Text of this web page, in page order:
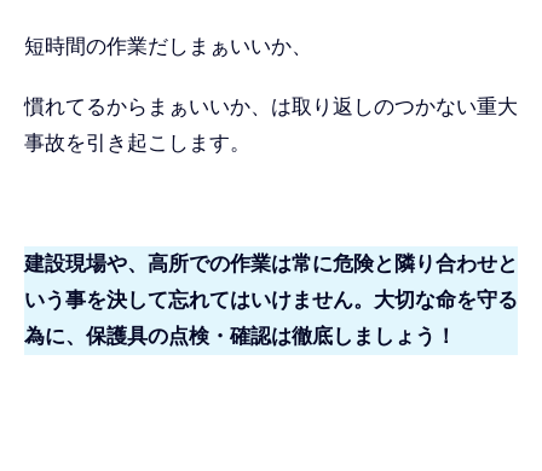
短時間の作業だしまぁいいか、
慣れてるからまぁいいか、は取り返しのつかない重大
事故を引き起こします。
建設現場や、高所での作業は常に危険と隣り合わせと
いう事を決して忘れてはいけません。大切な命を守る
為に、保護具の点検・確認は徹底しましょう！